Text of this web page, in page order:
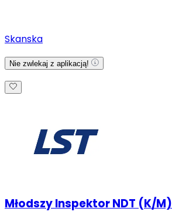
Skanska
Nie zwlekaj z aplikacją!
Młodszy Inspektor NDT (K/M)